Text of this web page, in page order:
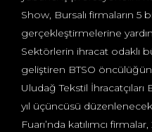
Show, Bursalı firmaların 5
gerçekleştirmelerine
Sektörlerin ihracat odaklı
geliştiren BTSO
Uludağ Tekstil
yıl üçüncüsü
Fuarı’nda katılımcı